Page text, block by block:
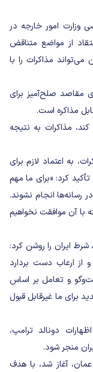
امور خارجه در
از مواضع متناقض
می‌تواند مذاکرات را با
مقاصد صلح‌آمیز برای
مذاکره است.
مذاکرات به نتیجه
به اعتماد لازم برای
کرد: «برای ما مهم
رسانه‌ها انجام نشوند.
با آن موافقت نخواهیم
شرط ایران را روشن کرد:
و از ارعاب دست بردارد
و تعامل بر اساس
برای ما غیرقابل قبول
دونالد ترامپ،
منجر شود.
آوریل 2025 در مسقط، عمان، آغاز شد، با هدف